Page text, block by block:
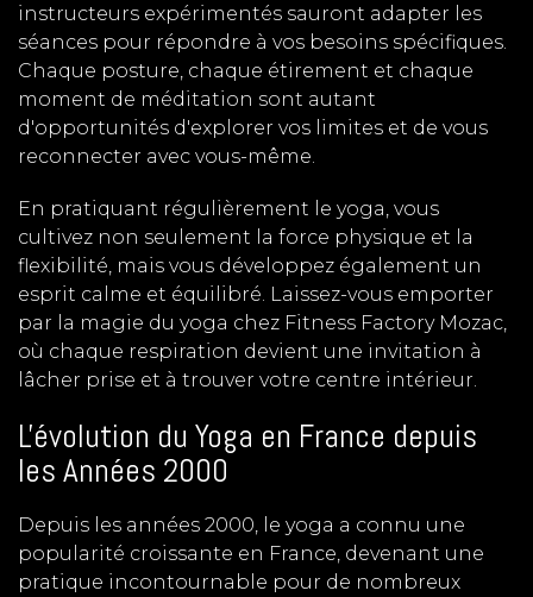
instructeurs expérimentés sauront adapter les
séances pour répondre à vos besoins spécifiques.
Chaque posture, chaque étirement et chaque
moment de méditation sont autant
d'opportunités d'explorer vos limites et de vous
reconnecter avec vous-même.
En pratiquant régulièrement le yoga, vous
cultivez non seulement la force physique et la
flexibilité, mais vous développez également un
esprit calme et équilibré. Laissez-vous emporter
par la magie du yoga chez Fitness Factory Mozac,
où chaque respiration devient une invitation à
lâcher prise et à trouver votre centre intérieur.
L'évolution du Yoga en France depuis
les Années 2000
Depuis les années 2000, le yoga a connu une
popularité croissante en France, devenant une
pratique incontournable pour de nombreux